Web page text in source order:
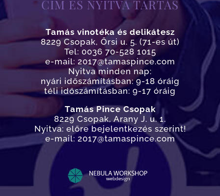
CÍM ÉS NYITVA TARTÁS
Tamás vinotéka és delikátesz
8229 Csopak, Őrsi u. 5. (71-es út)
Tel: 0036 70-528 1015
e-mail: 2017@tamaspince.com
Nyitva minden nap:
nyári időszámításban: 9-18 óráig
téli időszámításban: 9-17 óráig
Tamás Pince Csopak
8229 Csopak, Arany J. u. 1.
Nyitva: előre bejelentkezés szerint!
e-mail: 2017@tamaspince.com